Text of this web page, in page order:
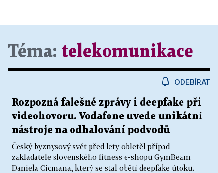
Téma: telekomunikace
ODEBÍRAT
Rozpozná falešné zprávy i deepfake při
videohovoru. Vodafone uvede unikátní
nástroje na odhalování podvodů
Český byznysový svět před lety obletěl případ
zakladatele slovenského fitness e-shopu GymBeam
Daniela Cicmana, který se stal obětí deepfake útoku.